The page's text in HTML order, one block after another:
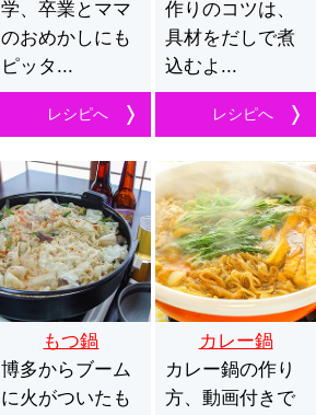
学、卒業とママ
のおめかしにも
ピッタ...
レシピへ
作りのコツは、
具材をだしで煮
込むよ...
レシピへ
もつ鍋
博多からブーム
に火がついたも
カレー鍋
カレー鍋の作り
方、動画付きで